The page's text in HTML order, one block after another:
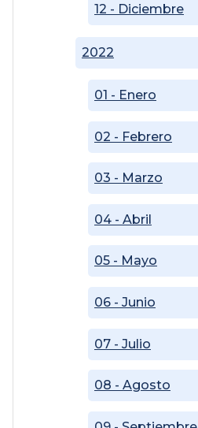
12 - Diciembre
2022
01 - Enero
02 - Febrero
03 - Marzo
04 - Abril
05 - Mayo
06 - Junio
07 - Julio
08 - Agosto